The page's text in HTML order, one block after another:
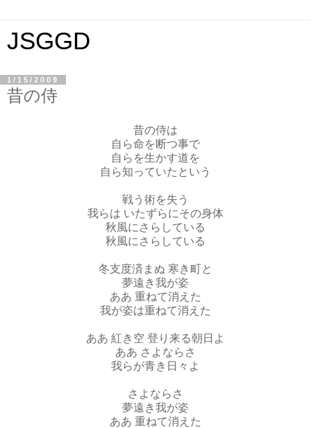
JSGGD
1/15/2009
昔の侍
昔の侍は
自ら命を断つ事で
自らを生かす道を
自ら知っていたという
戦う術を失う
我らは いたずらにその身体
秋風にさらしている
秋風にさらしている
冬支度済まぬ 寒き町と
夢遠き我が姿
ああ 重ねて消えた
我が姿は重ねて消えた
ああ 紅き空 登り来る朝日よ
ああ さよならさ
我らが青き日々よ
さよならさ
夢遠き我が姿
ああ 重ねて消えた